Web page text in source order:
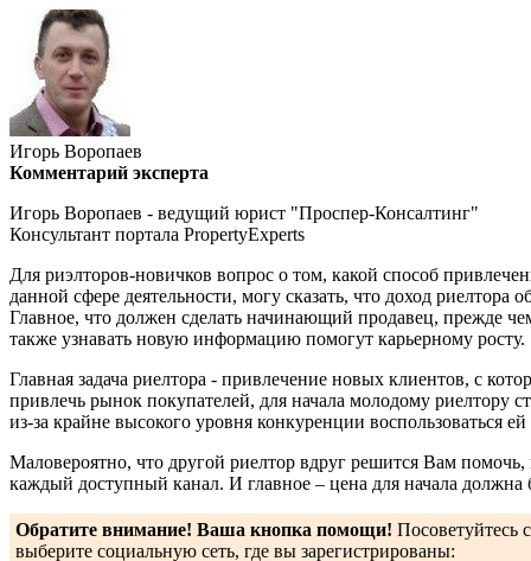
Игорь Воропаев
Комментарий эксперта
Игорь Воропаев - ведущий юрист "Проспер-Консалтинг"
Консультант портала PropertyExperts
Для риэлторов-новичков вопрос о том, какой способ
данной сфере деятельности, могу сказать, что доход риелтора
Главное, что должен сделать начинающий продавец, прежде
также узнавать новую информацию помогут карьерному росту.
Главная задача риелтора - привлечение новых клиентов, с
привлечь рынок покупателей, для начала молодому риелтору
из-за крайне высокого уровня конкуренции воспользоваться
Маловероятно, что другой риелтор вдруг решится Вам
каждый доступный канал. И главное – цена для начала должна
Обратите внимание! Ваша кнопка помощи! Посоветуйтесь
выберите социальную сеть, где вы зарегистрированы: